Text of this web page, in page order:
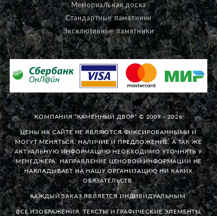
Мемориальная доска
Стандартные памятники
Эксклюзивные памятники
КОМПАНИЯ “КАМЕННЫЙ ДВОР” © 2009 - 2026
ЦЕНЫ НА САЙТЕ НЕ ЯВЛЯЮТСЯ ФИКСИРОВАННЫМИ И
МОГУТ МЕНЯТЬСЯ. НАЛИЧИЕ И ПРЕДЛОЖЕНИЕ, А ТАК ЖЕ
АКТУАЛЬНУЮ ИНФОРМАЦИЮ НЕОБХОДИМО УТОЧНЯТЬ У
МЕНЕДЖЕРА. НАПРАВЛЕНИЕ ЦЕНОВОЙ ИНФОРМАЦИИ НЕ
НАКЛАДЫВАЕТ НА НАШУ ОРГАНИЗАЦИЮ НИ КАКИХ
ОБЯЗАТЕЛЬСТВ.
КАЖДЫЙ ЗАКАЗ ЯВЛЯЕТСЯ ИНДИВИДУАЛЬНЫМ.
ВСЕ ИЗОБРАЖЕНИЯ, ТЕКСТЫ И ГРАФИЧЕСКИЕ ЭЛЕМЕНТЫ